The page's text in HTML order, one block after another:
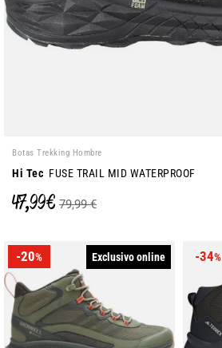
Botas Trekking Hombre
Hi Tec FUSE TRAIL MID WATERPROOF
47,99 € 79,99 €
-20% Exclusivo online -34%